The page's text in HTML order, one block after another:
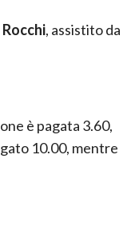
, assistito da
è pagata 3.60,
10.00, mentre